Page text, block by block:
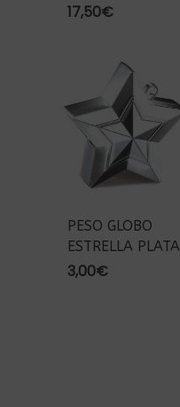
17,50€
PESO GLOBO
ESTRELLA PLATA
3,00€